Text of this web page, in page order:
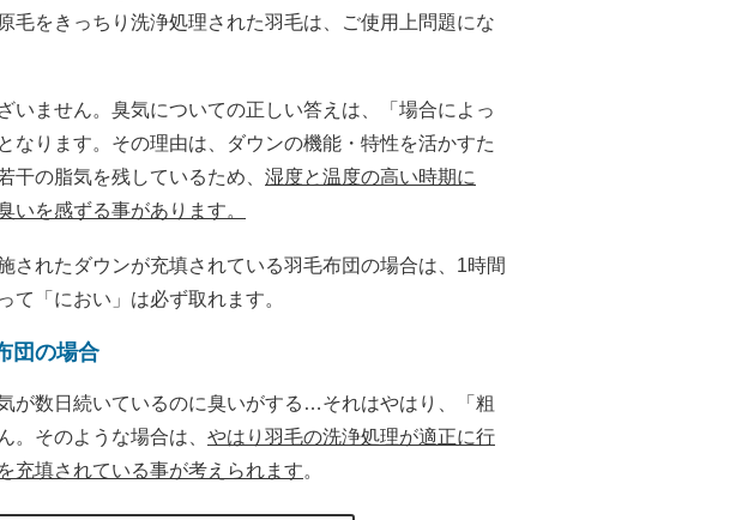
毛をきっちり洗浄処理された羽毛は、ご使用上問題にな
いません。臭気についての正しい答えは、「場合によっ
なります。その理由は、ダウンの機能・特性を活かすた
干の脂気を残しているため、 湿度と温度の高い時期に
いを感ずる事があります。
れたダウンが充填されている羽毛布団の場合は、1時間
て「におい」は必ず取れます。
団の場合
数日続いているのに臭いがする…それはやはり、「粗
。そのような場合は、 やはり羽毛の洗浄処理が適正に行
充填されている事が考えられます。